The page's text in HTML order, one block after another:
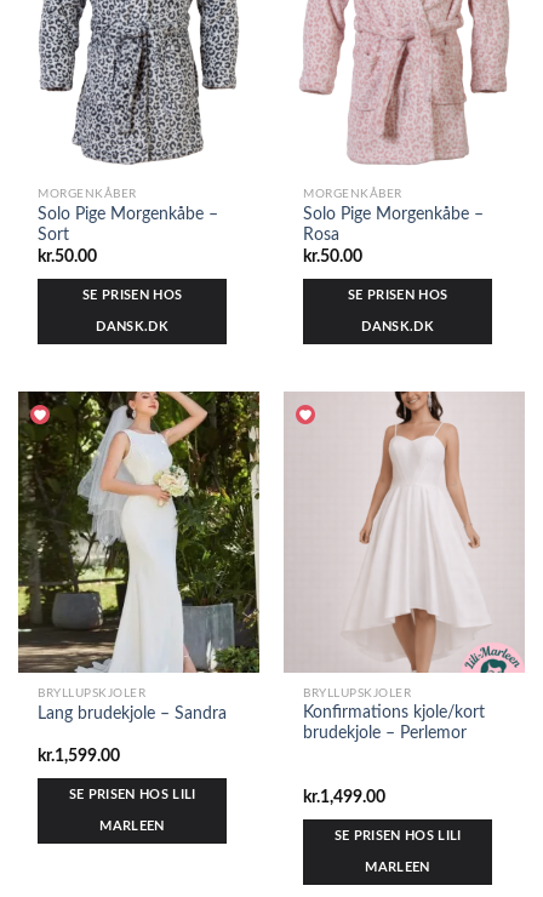
MORGENKÅBER
Solo Pige Morgenkåbe –
Sort
kr.50.00
SE PRISEN HOS
DANSK.DK
MORGENKÅBER
Solo Pige Morgenkåbe –
Rosa
kr.50.00
SE PRISEN HOS
DANSK.DK
BRYLLUPSKJOLER
Lang brudekjole – Sandra
kr.1,599.00
SE PRISEN HOS LILI
MARLEEN
BRYLLUPSKJOLER
Konfirmations kjole/kort
brudekjole – Perlemor
kr.1,499.00
SE PRISEN HOS LILI
MARLEEN